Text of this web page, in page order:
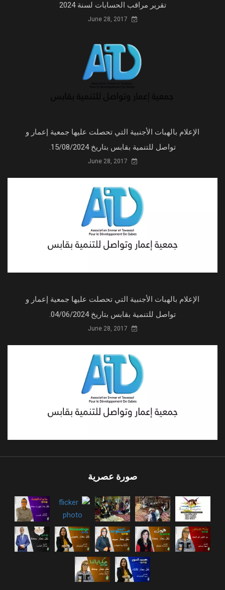
تقرير مراقب الحسابات لسنة 2024
الإعلام بالهبات الأجنبية التي تحصلت عليها جمعية إعمار و
تواصل للتنمية بقابس بتاريخ 15/08/2024.
الإعلام بالهبات الأجنبية التي تحصلت عليها جمعية إعمار و
تواصل للتنمية بقابس بتاريخ 04/06/2024.
صورة عصرية